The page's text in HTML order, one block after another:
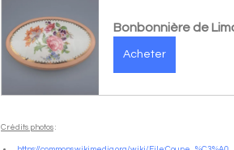
Bonbonnière de
Acheter
Crédits photos :